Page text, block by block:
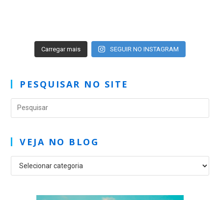
Carregar mais SEGUIR NO INSTAGRAM
PESQUISAR NO SITE
VEJA NO BLOG